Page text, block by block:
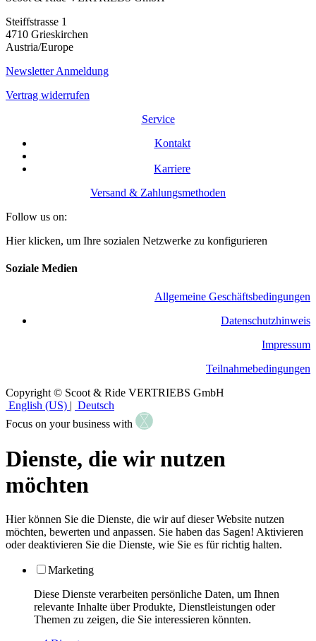
Steiffstrasse 1
4710 Grieskirchen
Austria/Europe
Newsletter Anmeldung
Vertrag widerrufen
Service
Kontakt
Karriere
Versand & Zahlungsmethoden
Follow us on:
Hier klicken, um Ihre sozialen Netzwerke zu konfigurieren
Soziale Medien
Allgemeine Geschäftsbedingungen
​Datenschutzhinweis
Impressum
Teilnahmebedingungen
Copyright © Scoot & Ride VERTRIEBS GmbH
English (US) | Deutsch
Focus on your business with
Dienste, die wir nutzen
möchten
Hier können Sie die Dienste, die wir auf dieser Website nutzen
möchten, bewerten und anpassen. Sie haben das Sagen! Aktivieren
oder deaktivieren Sie die Dienste, wie Sie es für richtig halten.
Marketing
Diese Dienste verarbeiten persönliche Daten, um Ihnen
relevante Inhalte über Produkte, Dienstleistungen oder
Themen zu zeigen, die Sie interessieren könnten.